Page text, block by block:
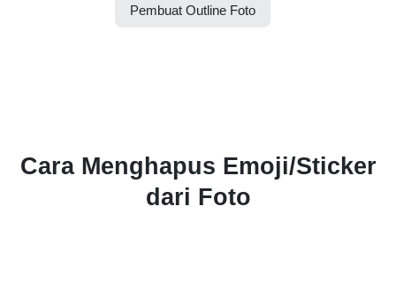
Pembuat Outline Foto
Cara Menghapus Emoji/Sticker
dari Foto